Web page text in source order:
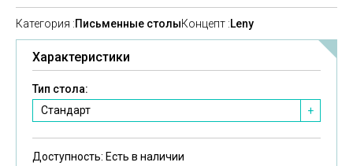
Категория :Письменные столыКонцепт :Leny
Характеристики
Тип стола:
Стандарт
+
Доступность: Есть в наличии